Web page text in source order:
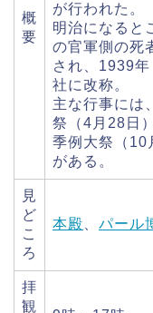
概
要
が行われた。
明治になると
の官軍側の死
され、1939
社に改称。
主な行事には
祭（4月28日
季例大祭（10
がある。
見
ど
こ
ろ
本殿 パール
拝
観